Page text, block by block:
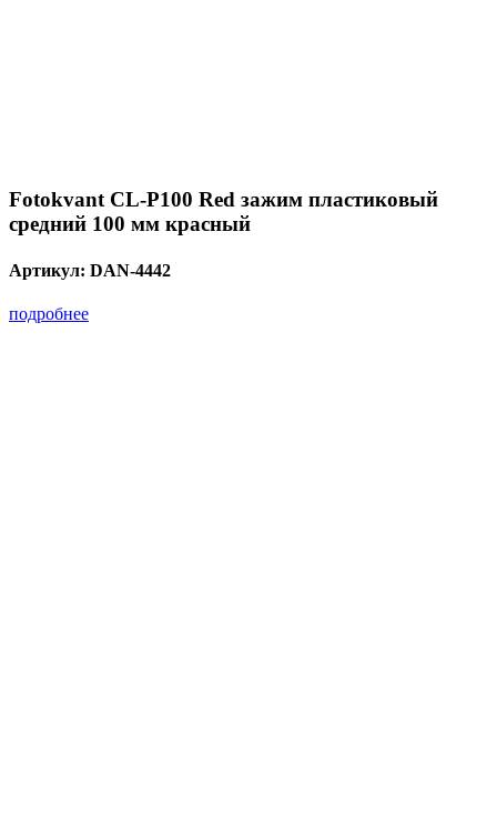
Fotokvant CL-P100 Red зажим пластиковый
средний 100 мм красный
Артикул: DAN-4442
подробнее